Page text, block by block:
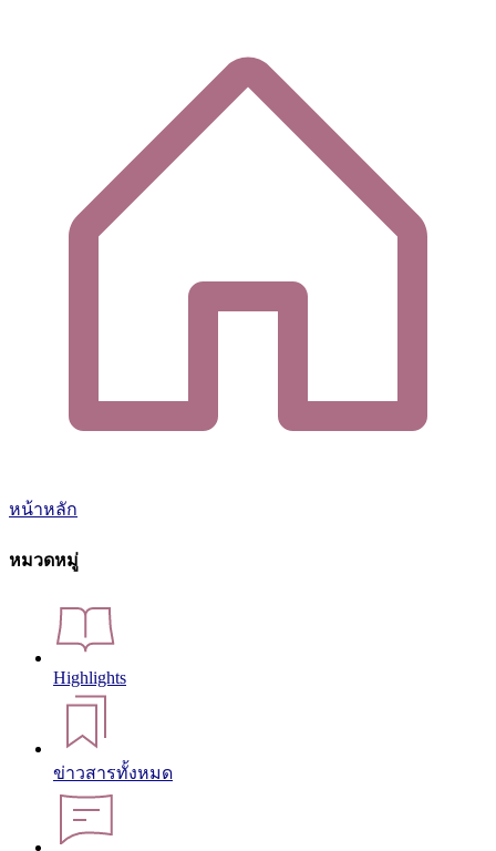
หน้าหลัก
หมวดหมู่
Highlights
ข่าวสารทั้งหมด